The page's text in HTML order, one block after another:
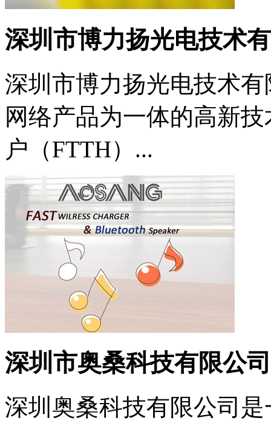
深圳市博力扬光电技术
深圳市博力扬光电技术
网络产品为一体的高新
户（FTTH）...
深圳市奥桑科技有限公
深圳奥桑科技有限公司